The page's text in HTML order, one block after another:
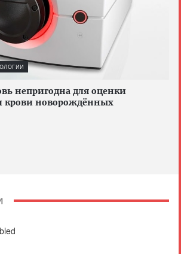
непригодна для оценки
крови новорождённых